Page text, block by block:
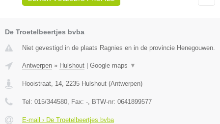
De Troetelbeertjes bvba
Niet gevestigd in de plaats Ragnies en in de provincie Henegouwen.
Antwerpen » Hulshout Google maps ▼
Hooistraat, 14 2235 Hulshout (Antwerpen)
Tel: 015/344580 , Fax: - , BTW-nr: 0641899577
E-mail › De Troetelbeertjes bvba